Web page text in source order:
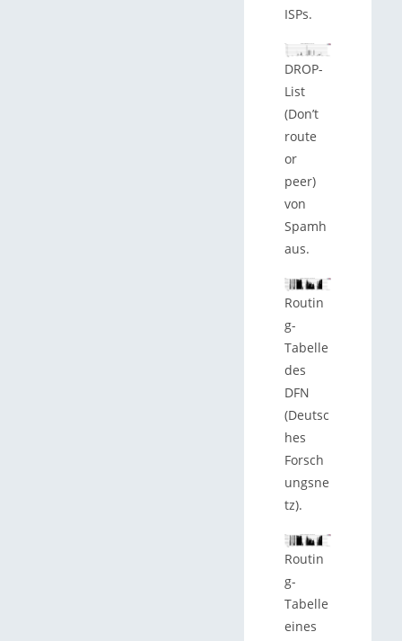
ISPs.
DROP-
List
(Don’t
route
or
peer)
von
Spamh
aus.
Routin
g-
Tabelle
des
DFN
(Deutsc
hes
Forsch
ungsne
tz).
Routin
g-
Tabelle
eines